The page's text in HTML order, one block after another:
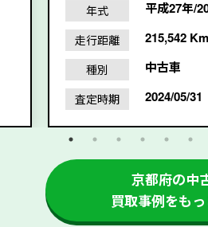
年式 平成27年/
走行距離 215,542 Km
種別 中古車
査定時期 2024/05/31
京都府の中
買取事例をも